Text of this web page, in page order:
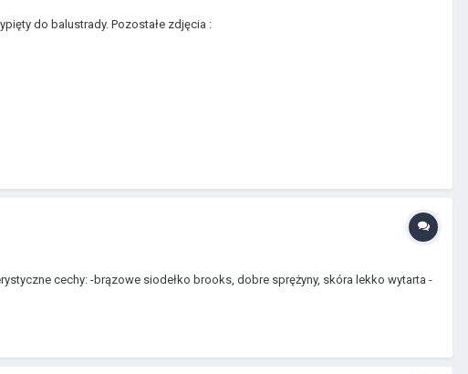
do balustrady. Pozostałe zdjęcia :
cechy: -brązowe siodełko brooks, dobre sprężyny, skóra lekko wytarta -